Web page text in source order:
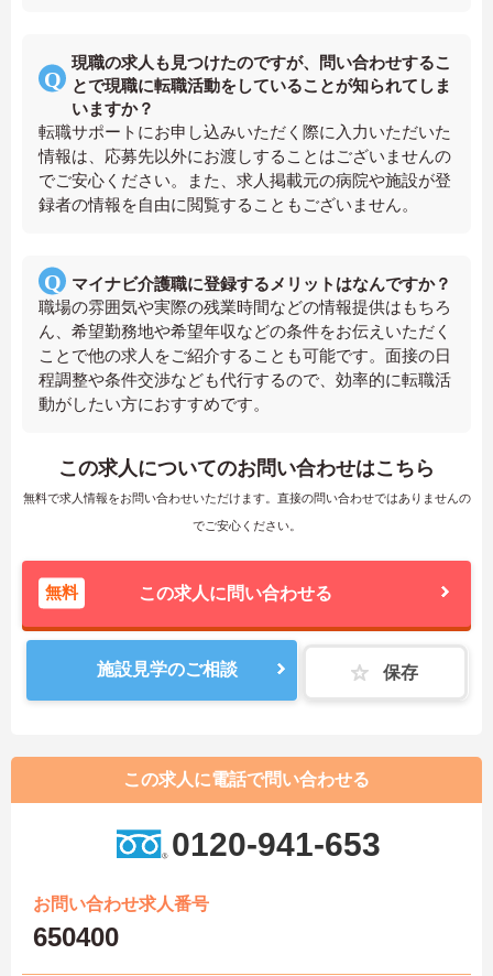
現職の求人も見つけたのですが、問い合わせするこ
とで現職に転職活動をしていることが知られてしま
いますか？
転職サポートにお申し込みいただく際に入力いただいた
情報は、応募先以外にお渡しすることはございませんの
でご安心ください。また、求人掲載元の病院や施設が登
録者の情報を自由に閲覧することもございません。
マイナビ介護職に登録するメリットはなんですか？
職場の雰囲気や実際の残業時間などの情報提供はもちろ
ん、希望勤務地や希望年収などの条件をお伝えいただく
ことで他の求人をご紹介することも可能です。面接の日
程調整や条件交渉なども代行するので、効率的に転職活
動がしたい方におすすめです。
この求人についてのお問い合わせはこちら
無料で求人情報をお問い合わせいただけます。直接の問い合わせではありませんの
でご安心ください。
無料 この求人に問い合わせる
施設見学のご相談 保存
この求人に電話で問い合わせる
0120-941-653
お問い合わせ求人番号
650400